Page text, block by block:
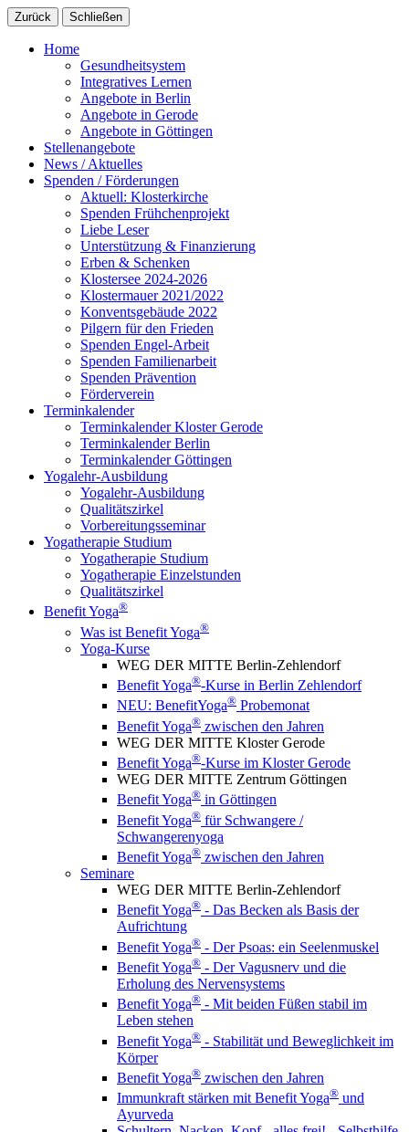
Zurück Schließen
Home
Gesundheitsystem
Integratives Lernen
Angebote in Berlin
Angebote in Gerode
Angebote in Göttingen
Stellenangebote
News / Aktuelles
Spenden / Förderungen
Aktuell: Klosterkirche
Spenden Frühchenprojekt
Liebe Leser
Unterstützung & Finanzierung
Erben & Schenken
Klostersee 2024-2026
Klostermauer 2021/2022
Konventsgebäude 2022
Pilgern für den Frieden
Spenden Engel-Arbeit
Spenden Familienarbeit
Spenden Prävention
Förderverein
Terminkalender
Terminkalender Kloster Gerode
Terminkalender Berlin
Terminkalender Göttingen
Yogalehr-Ausbildung
Yogalehr-Ausbildung
Qualitätszirkel
Vorbereitungsseminar
Yogatherapie Studium
Yogatherapie Studium
Yogatherapie Einzelstunden
Qualitätszirkel
Benefit Yoga®
Was ist Benefit Yoga®
Yoga-Kurse
WEG DER MITTE Berlin-Zehlendorf
Benefit Yoga®-Kurse in Berlin Zehlendorf
NEU: BenefitYoga® Probemonat
Benefit Yoga® zwischen den Jahren
WEG DER MITTE Kloster Gerode
Benefit Yoga®-Kurse im Kloster Gerode
WEG DER MITTE Zentrum Göttingen
Benefit Yoga® in Göttingen
Benefit Yoga® für Schwangere /
Schwangerenyoga
Benefit Yoga® zwischen den Jahren
Seminare
WEG DER MITTE Berlin-Zehlendorf
Benefit Yoga® - Das Becken als Basis der
Aufrichtung
Benefit Yoga® - Der Psoas: ein Seelenmuskel
Benefit Yoga® - Der Vagusnerv und die
Erholung des Nervensystems
Benefit Yoga® - Mit beiden Füßen stabil im
Leben stehen
Benefit Yoga® - Stabilität und Beweglichkeit im
Körper
Benefit Yoga® zwischen den Jahren
Immunkraft stärken mit Benefit Yoga® und
Ayurveda